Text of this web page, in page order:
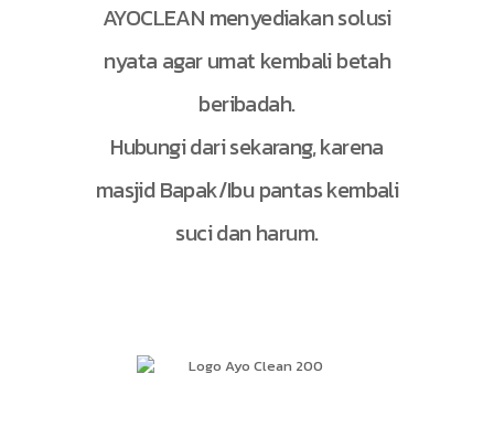
AYOCLEAN menyediakan solusi
nyata agar umat kembali betah
beribadah.
Hubungi dari sekarang, karena
masjid Bapak/Ibu pantas kembali
suci dan harum.